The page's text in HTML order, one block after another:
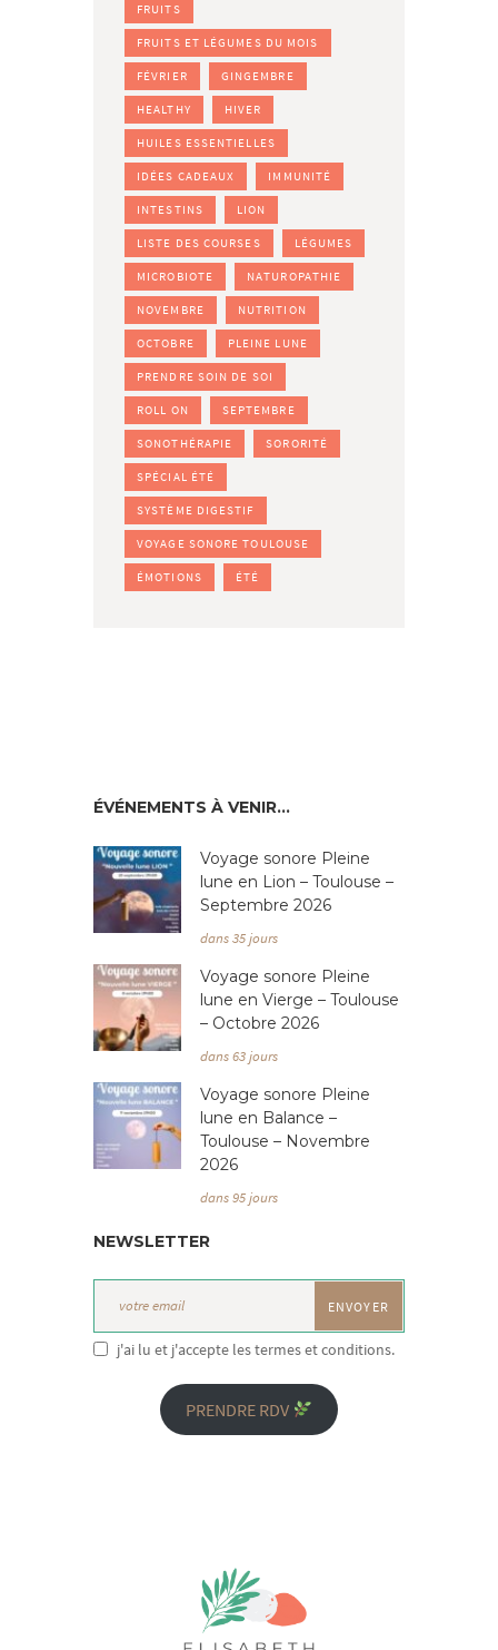
FRUITS
FRUITS ET LÉGUMES DU MOIS
FÉVRIER GINGEMBRE
HEALTHY HIVER
HUILES ESSENTIELLES
IDÉES CADEAUX IMMUNITÉ
INTESTINS LION
LISTE DES COURSES LÉGUMES
MICROBIOTE NATUROPATHIE
NOVEMBRE NUTRITION
OCTOBRE PLEINE LUNE
PRENDRE SOIN DE SOI
ROLL ON SEPTEMBRE
SONOTHÉRAPIE SORORITÉ
SPÉCIAL ÉTÉ
SYSTÈME DIGESTIF
VOYAGE SONORE TOULOUSE
ÉMOTIONS ÉTÉ
ÉVÉNEMENTS À VENIR…
Voyage sonore Pleine
lune en Lion – Toulouse –
Septembre 2026
dans 35 jours
Voyage sonore Pleine
lune en Vierge – Toulouse
– Octobre 2026
dans 63 jours
Voyage sonore Pleine
lune en Balance –
Toulouse – Novembre
2026
dans 95 jours
NEWSLETTER
j'ai lu et j'accepte les termes et conditions.
PRENDRE RDV